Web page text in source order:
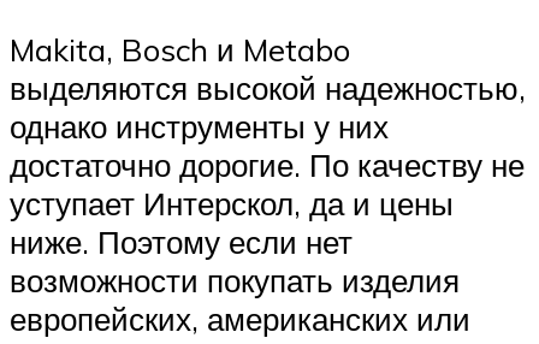
Makita, Bosch и Metabo
выделяются высокой надежностью,
однако инструменты у них
достаточно дорогие. По качеству не
уступает Интерскол, да и цены
ниже. Поэтому если нет
возможности покупать изделия
европейских, американских или